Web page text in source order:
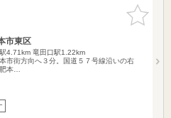
お気に入
りに追加
市東区
4.71km 竜田口駅1.22km
市街方向へ３分。国道５７号線沿いの右
本…